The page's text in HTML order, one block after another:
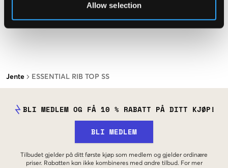
Allow selection
Jente ESSENTIAL RIB TOP SS
BLI MEDLEM OG FÅ 10 % RABATT PÅ DITT KJØP!
BLI MEDLEM
Tilbudet gjelder på ditt første kjøp som medlem og gjelder ordinære
priser. Rabatten kan ikke kombineres med andre tilbud. For mer